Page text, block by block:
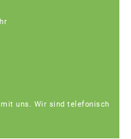
uns. Wir sind telefonisch